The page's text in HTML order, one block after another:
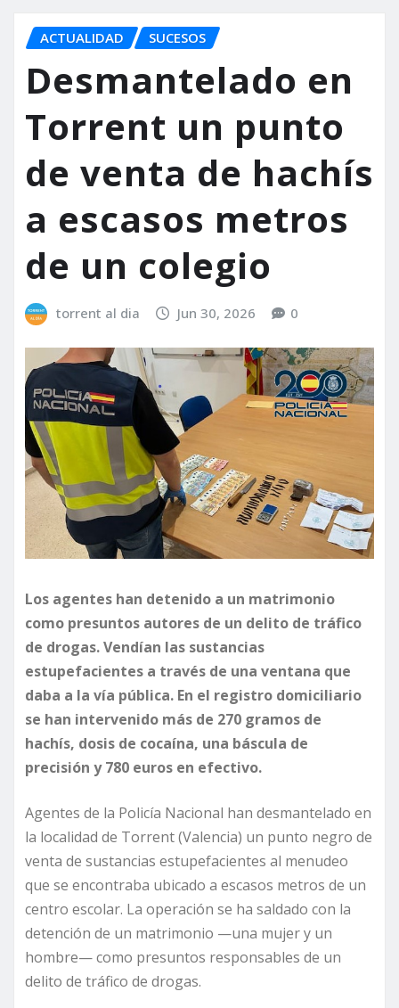
ACTUALIDAD SUCESOS
Desmantelado en
Torrent un punto
de venta de hachís
a escasos metros
de un colegio
torrent al dia Jun 30, 2026 0
Los agentes han detenido a un matrimonio
como presuntos autores de un delito de tráfico
de drogas. Vendían las sustancias
estupefacientes a través de una ventana que
daba a la vía pública. En el registro domiciliario
se han intervenido más de 270 gramos de
hachís, dosis de cocaína, una báscula de
precisión y 780 euros en efectivo.
Agentes de la Policía Nacional han desmantelado en
la localidad de Torrent (Valencia) un punto negro de
venta de sustancias estupefacientes al menudeo
que se encontraba ubicado a escasos metros de un
centro escolar. La operación se ha saldado con la
detención de un matrimonio —una mujer y un
hombre— como presuntos responsables de un
delito de tráfico de drogas.